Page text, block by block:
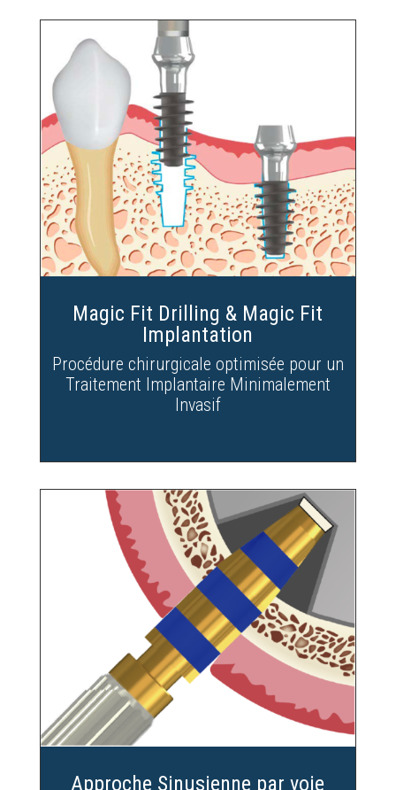
Magic Fit Drilling & Magic Fit
Implantation
Procédure chirurgicale optimisée pour un
Traitement Implantaire Minimalement
Invasif
Approche Sinusienne par voie